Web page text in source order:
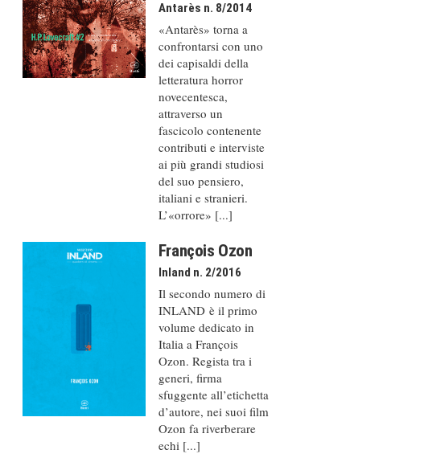
Antarès n. 8/2014
«Antarès» torna a
confrontarsi con uno
dei capisaldi della
letteratura horror
novecentesca,
attraverso un
fascicolo contenente
contributi e interviste
ai più grandi studiosi
del suo pensiero,
italiani e stranieri.
L’«orrore» [...]
François Ozon
Inland n. 2/2016
Il secondo numero di
INLAND è il primo
volume dedicato in
Italia a François
Ozon. Regista tra i
generi, firma
sfuggente all’etichetta
d’autore, nei suoi film
Ozon fa riverberare
echi [...]